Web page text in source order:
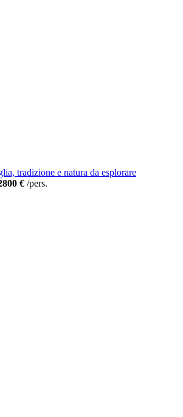
tradizione e natura da esplorare
€ /pers.